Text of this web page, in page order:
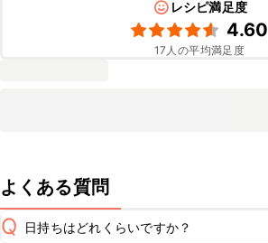
レシピ満足度
4.60
17 人の平均満足度
よくある質問
Q 日持ちはどれくらいですか？